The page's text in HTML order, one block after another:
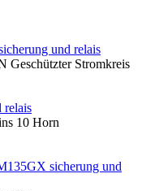
und relais
Geschützter Stromkreis
relais
10 Horn
sicherung und